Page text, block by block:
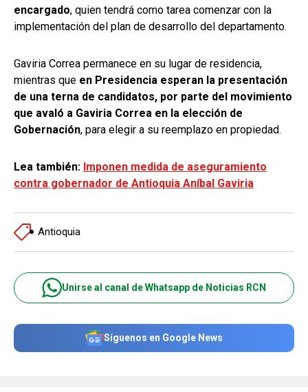
encargado, quien tendrá como tarea comenzar con la
implementación del plan de desarrollo del departamento.
Gaviria Correa permanece en su lugar de residencia,
mientras que en Presidencia esperan la presentación
de una terna de candidatos, por parte del movimiento
que avaló a Gaviria Correa en la elección de
Gobernación, para elegir a su reemplazo en propiedad.
Lea también: Imponen medida de aseguramiento
contra gobernador de Antioquia Aníbal Gaviria
Antioquia
Unirse al canal de Whatsapp de Noticias RCN
Síguenos en Google News